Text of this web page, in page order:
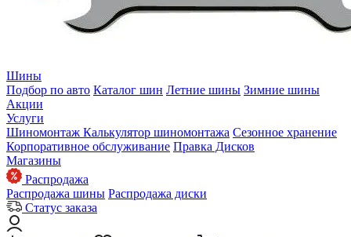
Шины
Подбор по авто Каталог шин Летние шины Зимние шины
Акции
Услуги
Шиномонтаж Калькулятор шиномонтажа Сезонное хранение
Корпоративное обслуживание Правка Дисков
Магазины
Распродажа
Распродажа шины Распродажа диски
Статус заказа